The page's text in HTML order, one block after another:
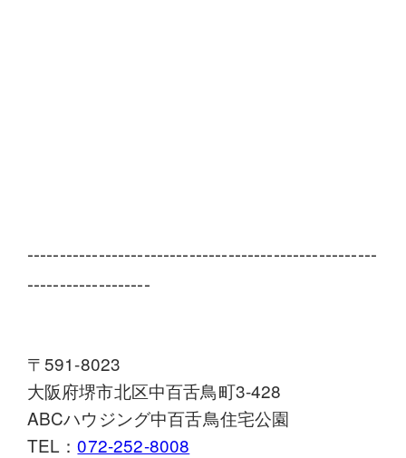
------------------------------------------------------
-------------------
〒591-8023
大阪府堺市北区中百舌鳥町3-428
ABCハウジング中百舌鳥住宅公園
TEL：072-252-8008